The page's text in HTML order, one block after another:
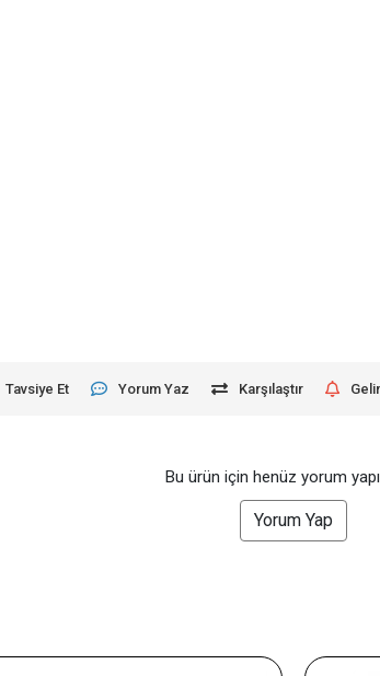
Tavsiye Et Yorum Yaz Karşılaştır
Bu ürün için henüz yorum
Yorum Yap